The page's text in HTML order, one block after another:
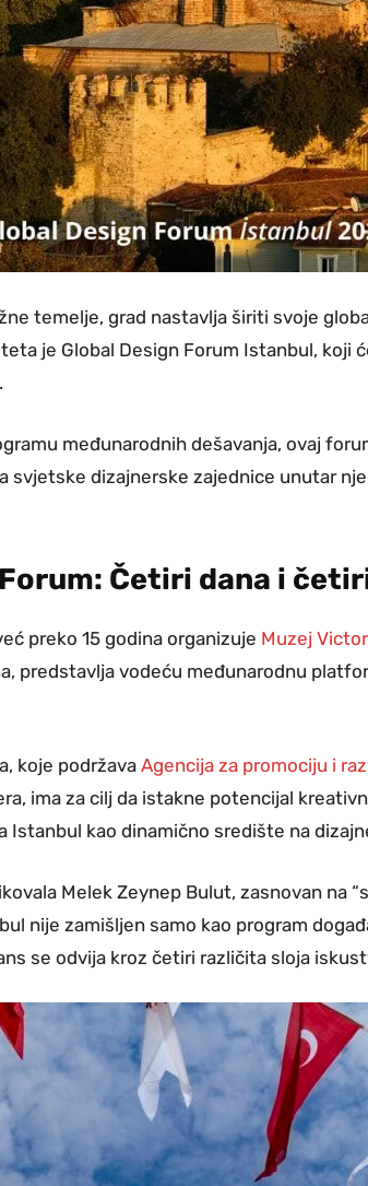
temelje, grad nastavlja širiti svoje
je Global Design Forum Istanbul, koji
međunarodnih dešavanja, ovaj
svjetske dizajnerske zajednice unutar
Četiri dana i
preko 15 godina organizuje Muzej
predstavlja vodeću međunarodnu
koje podržavaAgencija za promociju i
ima za cilj da istakne potencijal
Istanbul kao dinamično središte na
Melek Zeynep Bulut, zasnovan na
nije zamišljen samo kao program
se odvija kroz četiri različita sloja